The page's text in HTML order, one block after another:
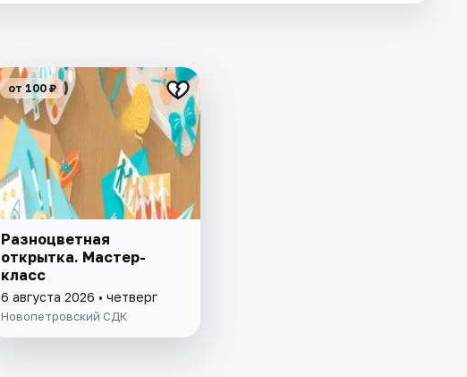
от 100 ₽
Разноцветная
открытка. Мастер-
класс
6 августа 2026 • четверг
Новопетровский СДК